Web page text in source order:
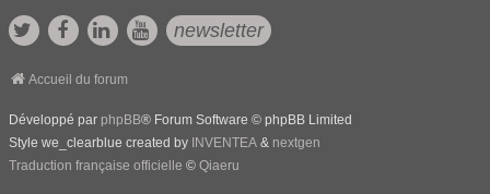
newsletter
Accueil du forum
Développé par phpBB® Forum Software © phpBB Limited
Style we_clearblue created by INVENTEA & nextgen
Traduction française officielle © Qiaeru